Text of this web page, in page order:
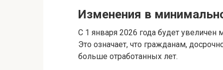
Изменения в
С 1 января 2026 года будет
Это означает, что гражданам,
больше отработанных лет.